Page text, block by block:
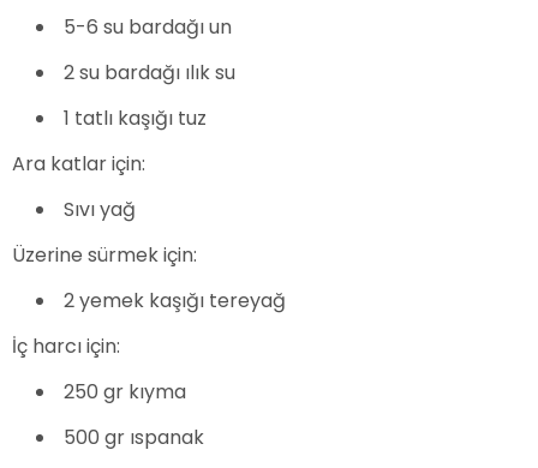
5-6 su bardağı un
2 su bardağı ılık su
1 tatlı kaşığı tuz
Ara katlar için:
Sıvı yağ
Üzerine sürmek için:
2 yemek kaşığı tereyağ
İç harcı için:
250 gr kıyma
500 gr ıspanak